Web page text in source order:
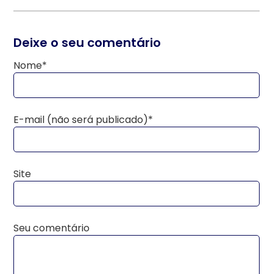
Deixe o seu comentário
Nome*
E-mail (não será publicado)*
Site
Seu comentário